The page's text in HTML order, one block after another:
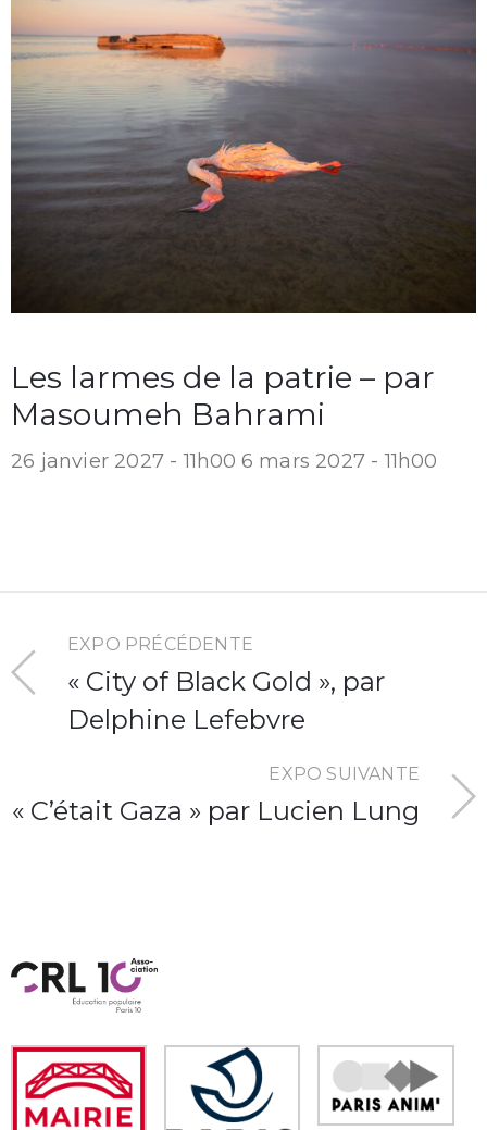
Les larmes de la patrie – par
Masoumeh Bahrami
26 janvier 2027 - 11h00 6 mars 2027 - 11h00
EXPO PRÉCÉDENTE
« City of Black Gold », par
Delphine Lefebvre
EXPO SUIVANTE
« C’était Gaza » par Lucien Lung